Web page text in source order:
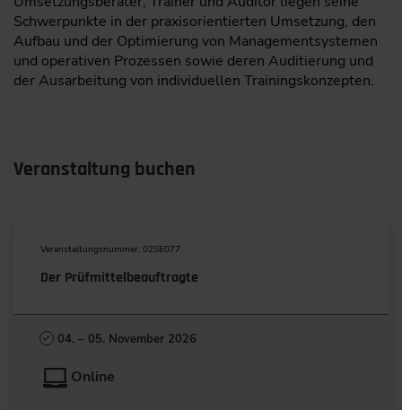
Schwerpunkte in der praxisorientierten Umsetzung, den
Aufbau und der Optimierung von Managementsystemen
und operativen Prozessen sowie deren Auditierung und
der Ausarbeitung von individuellen Trainingskonzepten.
Veranstaltung buchen
Veranstaltungsnummer: 02SE077
Der Prüfmittelbeauftragte
04. – 05. November 2026
Online